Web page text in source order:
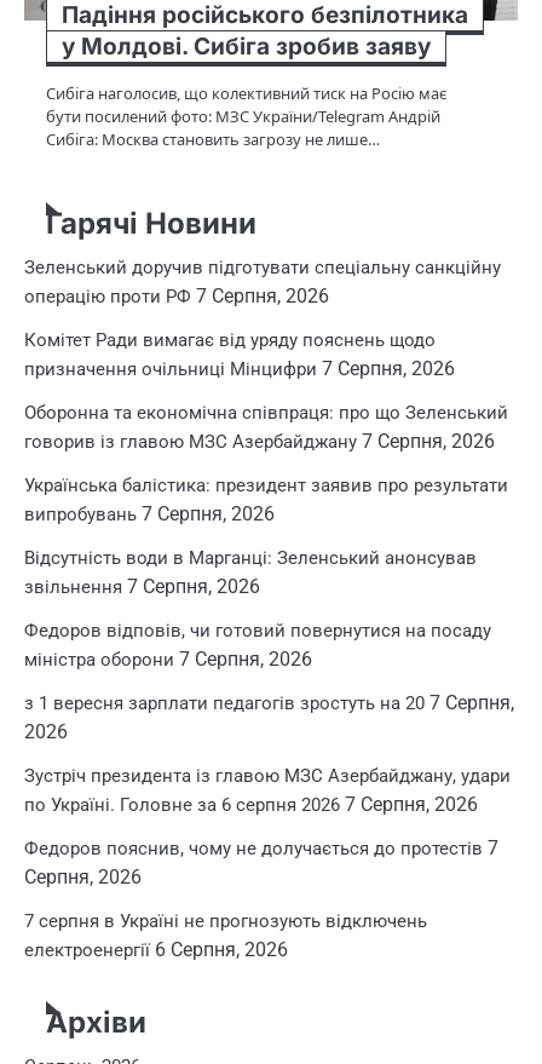
Падіння російського безпілотника
у Молдові. Сибіга зробив заяву
Сибіга наголосив, що колективний тиск на Росію має
бути посилений фото: МЗС України/Telegram Андрій
Сибіга: Москва становить загрозу не лише…
Гарячі Новини
Зеленський доручив підготувати спеціальну санкційну
операцію проти РФ 7 Серпня, 2026
Комітет Ради вимагає від уряду пояснень щодо
призначення очільниці Мінцифри 7 Серпня, 2026
Оборонна та економічна співпраця: про що Зеленський
говорив із главою МЗС Азербайджану 7 Серпня, 2026
Українська балістика: президент заявив про результати
випробувань 7 Серпня, 2026
Відсутність води в Марганці: Зеленський анонсував
звільнення 7 Серпня, 2026
Федоров відповів, чи готовий повернутися на посаду
міністра оборони 7 Серпня, 2026
з 1 вересня зарплати педагогів зростуть на 20 7 Серпня,
2026
Зустріч президента із главою МЗС Азербайджану, удари
по Україні. Головне за 6 серпня 2026 7 Серпня, 2026
Федоров пояснив, чому не долучається до протестів 7
Серпня, 2026
7 серпня в Україні не прогнозують відключень
електроенергії 6 Серпня, 2026
Архіви